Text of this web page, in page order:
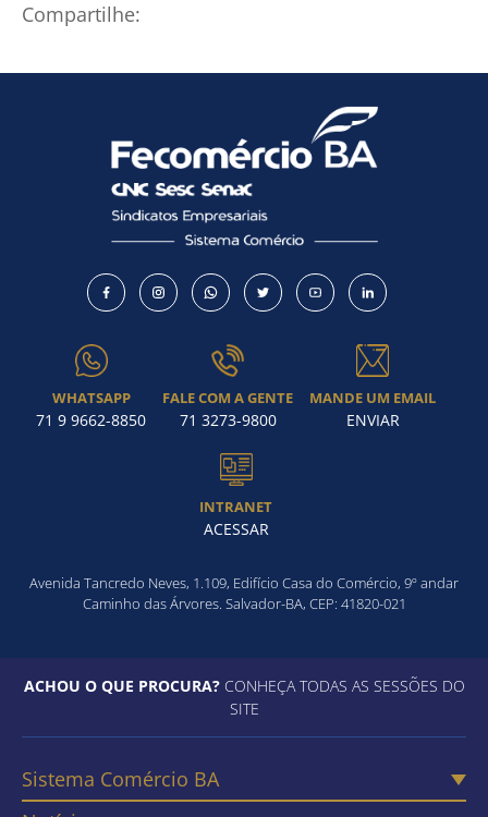
Compartilhe:
WHATSAPP
71 9 9662-8850
FALE COM A GENTE
71 3273-9800
MANDE UM EMAIL
ENVIAR
INTRANET
ACESSAR
Avenida Tancredo Neves, 1.109, Edifício Casa do Comércio, 9º andar
Caminho das Árvores. Salvador-BA, CEP: 41820-021
ACHOU O QUE PROCURA?CONHEÇA TODAS AS SESSÕES DO
SITE
Sistema Comércio BA